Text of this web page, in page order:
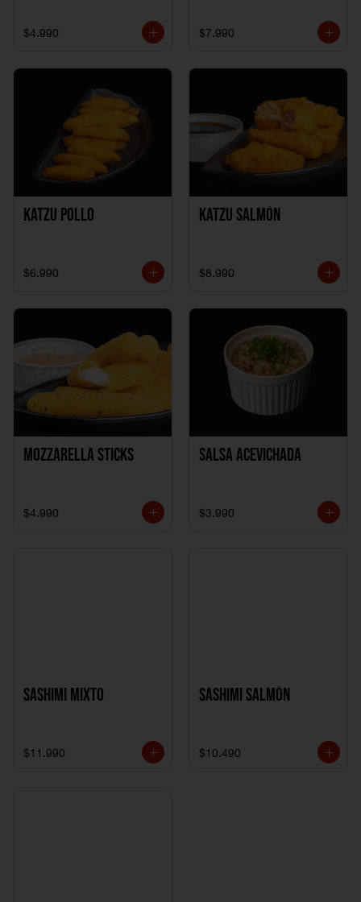
$4.990 $7.990
Katzu Pollo
$6.990
Katzu Salmón
$8.990
Mozzarella Sticks
$4.990
Salsa Acevichada
$3.990
Sashimi Mixto
$11.990
Sashimi Salmón
$10.490